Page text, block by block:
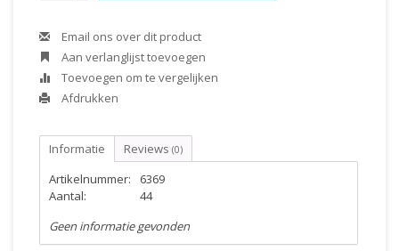
Email ons over dit product
Aan verlanglijst toevoegen
Toevoegen om te vergelijken
Afdrukken
Informatie Reviews (0)
Artikelnummer:
6369
Aantal:
44
Geen informatie gevonden